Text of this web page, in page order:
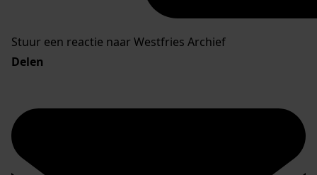
Stuur een reactie naar Westfries Archief
Delen